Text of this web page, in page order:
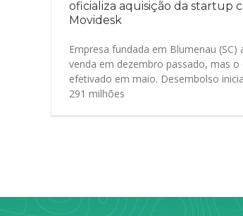
oficializa aquisição da startup
Movidesk
Empresa fundada em Blumenau (SC)
venda em dezembro passado, mas
efetivado em maio. Desembolso
291 milhões